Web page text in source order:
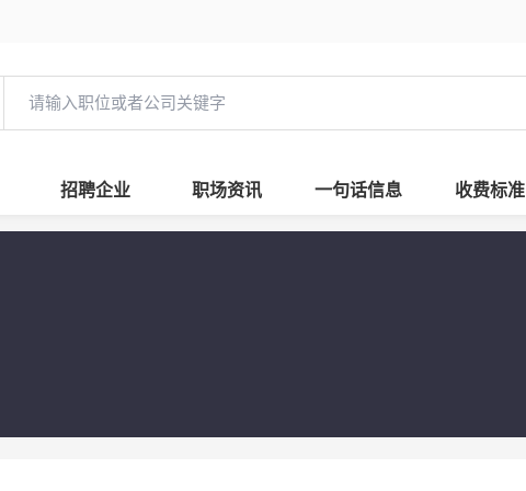
招聘企业 职场资讯 一句话信息 收费标准